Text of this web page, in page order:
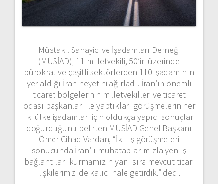
Müstakil Sanayici ve İşadamları Derneği
(MÜSİAD), 11 milletvekili, 50’in üzerinde
bürokrat ve çeşitli sektörlerden 110 işadamının
yer aldığı İran heyetini ağırladı. İran’ın önemli
ticaret bölgelerinin milletvekilleri ve ticaret
odası başkanları ile yaptıkları görüşmelerin her
iki ülke işadamları için oldukça yapıcı sonuçlar
doğurduğunu belirten MÜSİAD Genel Başkanı
Ömer Cihad Vardan, “İkili iş görüşmeleri
sonucunda İran’lı muhataplarımızla yeni iş
bağlantıları kurmamızın yanı sıra mevcut ticari
ilişkilerimizi de kalıcı hale getirdik.” dedi.